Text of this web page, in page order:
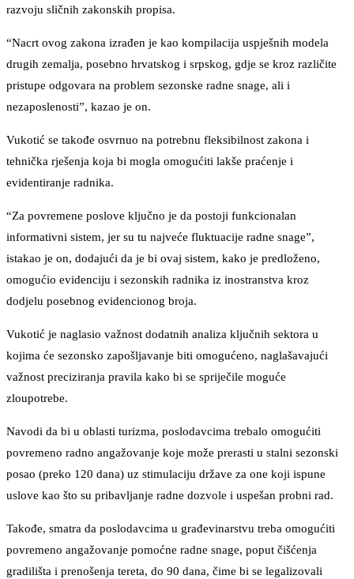
razvoju sličnih zakonskih propisa.
“Nacrt ovog zakona izrađen je kao kompilacija uspješnih modela
drugih zemalja, posebno hrvatskog i srpskog, gdje se kroz različite
pristupe odgovara na problem sezonske radne snage, ali i
nezaposlenosti”, kazao je on.
Vukotić se takođe osvrnuo na potrebnu fleksibilnost zakona i
tehnička rješenja koja bi mogla omogućiti lakše praćenje i
evidentiranje radnika.
“Za povremene poslove ključno je da postoji funkcionalan
informativni sistem, jer su tu najveće fluktuacije radne snage”,
istakao je on, dodajući da je bi ovaj sistem, kako je predloženo,
omogućio evidenciju i sezonskih radnika iz inostranstva kroz
dodjelu posebnog evidencionog broja.
Vukotić je naglasio važnost dodatnih analiza ključnih sektora u
kojima će sezonsko zapošljavanje biti omogućeno, naglašavajući
važnost preciziranja pravila kako bi se spriječile moguće
zloupotrebe.
Navodi da bi u oblasti turizma, poslodavcima trebalo omogućiti
povremeno radno angažovanje koje može prerasti u stalni sezonski
posao (preko 120 dana) uz stimulaciju države za one koji ispune
uslove kao što su pribavljanje radne dozvole i uspešan probni rad.
Takođe, smatra da poslodavcima u građevinarstvu treba omogućiti
povremeno angažovanje pomoćne radne snage, poput čišćenja
gradilišta i prenošenja tereta, do 90 dana, čime bi se legalizovali